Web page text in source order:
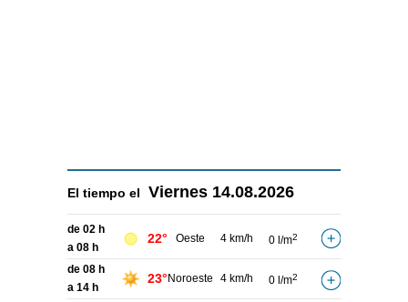
El tiempo el Viernes 14.08.2026
de 02 h
a 08 h
22° Oeste 4 km/h 0 l/m2
de 08 h
a 14 h
23° Noroeste 4 km/h 0 l/m2